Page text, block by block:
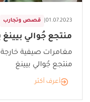
قصص وتجارب 01.07.2023
منتجع جُوالي
مغامرات صيفية
منتجع جُوالي بيينغ
أعرف أكثر